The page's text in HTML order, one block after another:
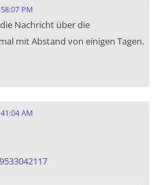
PM
Nachricht über die
mit Abstand von einigen Tagen.
AM